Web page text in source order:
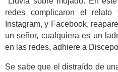
redes complicaron el relato
Instagram, y Facebook,
un señor, cualquiera es un
en las redes, adhiere a
Se sabe que el distraído de